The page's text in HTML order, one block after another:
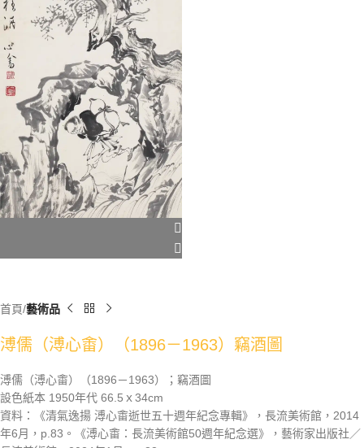
首頁 藝術品
溥儒（溥心畬）（1896－1963）竊酒圖
溥儒（溥心畬）（1896－1963）；竊酒圖
設色紙本 1950年代 66.5ｘ34cm
資料：《清氣逸揚 溥心畬逝世五十週年紀念專輯》，長流美術館，2014
年6月，p.83。《溥心畬：長流美術館50週年紀念選》，藝術家出版社／